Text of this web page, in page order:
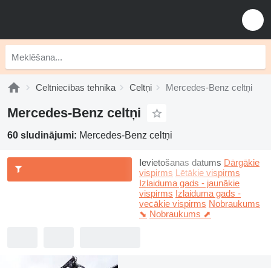
Celtniecības tehnika Celtņi Mercedes-Benz celtņi
Mercedes-Benz celtņi
60 sludinājumi: Mercedes-Benz celtņi
Ievietošanas datums Dārgākie
vispirms Lētākie vispirms
Izlaiduma gads - jaunākie
vispirms Izlaiduma gads -
vecākie vispirms Nobraukums
⬊ Nobraukums ⬈